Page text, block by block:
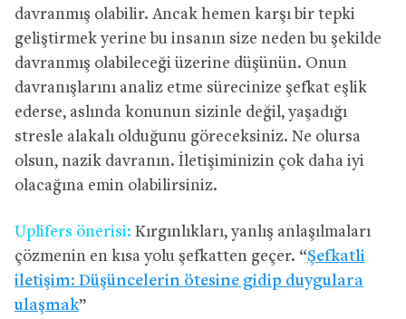
davranmış olabilir. Ancak hemen karşı bir tepki
geliştirmek yerine bu insanın size neden bu şekilde
davranmış olabileceği üzerine düşünün. Onun
davranışlarını analiz etme sürecinize şefkat eşlik
ederse, aslında konunun sizinle değil, yaşadığı
stresle alakalı olduğunu göreceksiniz. Ne olursa
olsun, nazik davranın. İletişiminizin çok daha iyi
olacağına emin olabilirsiniz.
Uplifers önerisi: Kırgınlıkları, yanlış anlaşılmaları
çözmenin en kısa yolu şefkatten geçer. “Şefkatli
iletişim: Düşüncelerin ötesine gidip duygulara
ulaşmak”